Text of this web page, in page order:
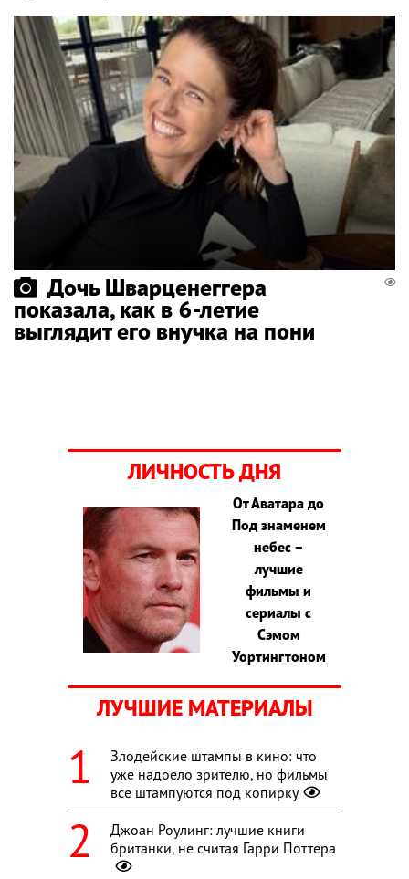
Дочь Шварценеггера
показала, как в 6-летие
выглядит его внучка на пони
ЛИЧНОСТЬ ДНЯ
От Аватара до
Под знаменем
небес –
лучшие
фильмы и
сериалы с
Сэмом
Уортингтоном
ЛУЧШИЕ МАТЕРИАЛЫ
Злодейские штампы в кино: что
уже надоело зрителю, но фильмы
все штампуются под копирку
Джоан Роулинг: лучшие книги
британки, не считая Гарри Поттера